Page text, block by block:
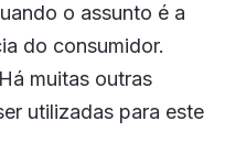
o assunto é a
do consumidor.
muitas outras
utilizadas para este